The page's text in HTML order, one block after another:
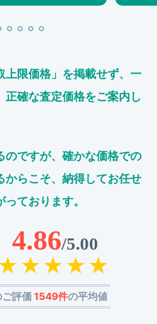
限価格」を掲載せず、 一
正確な査定価格をご案内し
ですが、 確かな価格での
らこそ、 納得してお任せ
ております。
4.86/5.00
評価1549件の平均値